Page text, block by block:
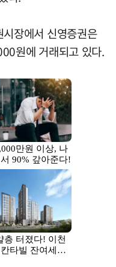
장에서 신영증권은
원에 거래되고 있다.